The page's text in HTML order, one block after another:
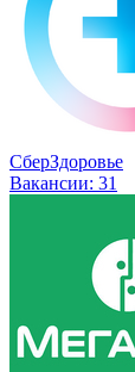
СберЗдоровье
Вакансии: 31